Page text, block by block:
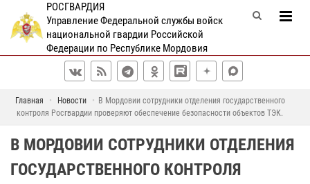
РОСГВАРДИЯ
Управление Федеральной службы войск
национальной гвардии Российской
Федерации по Республике Мордовия
Главная Новости
В Мордовии сотрудники отделения государственного
контроля Росгвардии проверяют обеспечение безопасности объектов ТЭК.
В МОРДОВИИ СОТРУДНИКИ ОТДЕЛЕНИЯ
ГОСУДАРСТВЕННОГО КОНТРОЛЯ